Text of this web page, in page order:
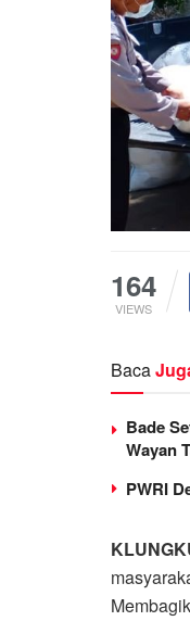
164
VIEWS
Baca
Bade
Wayan
PWRI